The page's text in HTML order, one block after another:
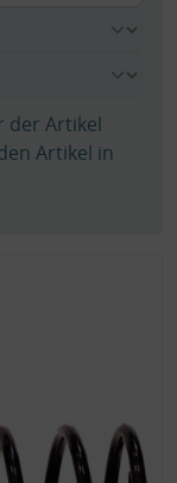
der Artikel
Artikel in